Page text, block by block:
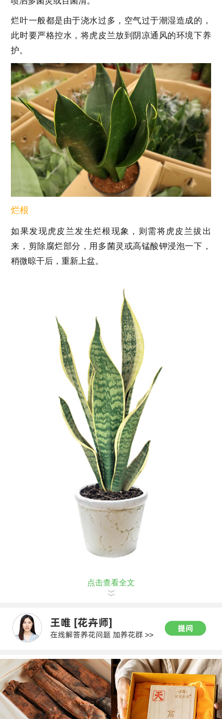
烂叶一般都是由于浇水过多，空气过于潮湿造成的，
此时要严格控水，将虎皮兰放到阴凉通风的环境下养
护。
烂根
如果发现虎皮兰发生烂根现象，则需将虎皮兰拔出
来，剪除腐烂部分，用多菌灵或高锰酸钾浸泡一下，
稍微晾干后，重新上盆。
花友们，你养的虎皮兰开花了吗？
点击查看全文